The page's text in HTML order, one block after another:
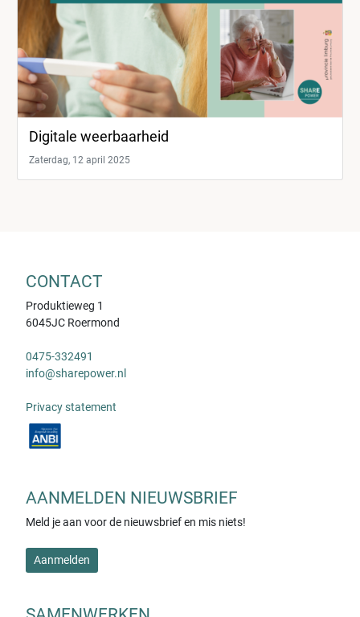
Digitale weerbaarheid
Zaterdag, 12 april 2025
CONTACT
Produktieweg 1
6045JC Roermond
0475-332491
info@sharepower.nl
Privacy statement
AANMELDEN NIEUWSBRIEF
Meld je aan voor de nieuwsbrief en mis niets!
Aanmelden